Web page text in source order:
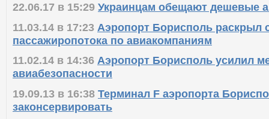
22.06.17 в 15:29 Украинцам обещают дешевые
11.03.14 в 17:23 Аэропорт Борисполь раскрыл
пассажиропотока по авиакомпаниям
11.02.14 в 14:36 Аэропорт Борисполь усилил
авиабезопасности
19.09.13 в 16:38 Терминал F аэропорта
законсервировать